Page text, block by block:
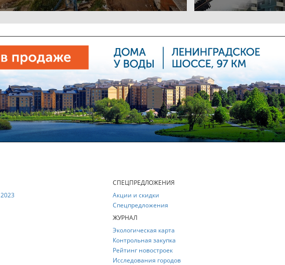
2023
СПЕЦПРЕДЛОЖЕНИЯ
Акции и скидки
Спецпредложения
ЖУРНАЛ
Экологическая карта
Контрольная закупка
Рейтинг новостроек
Исследования городов